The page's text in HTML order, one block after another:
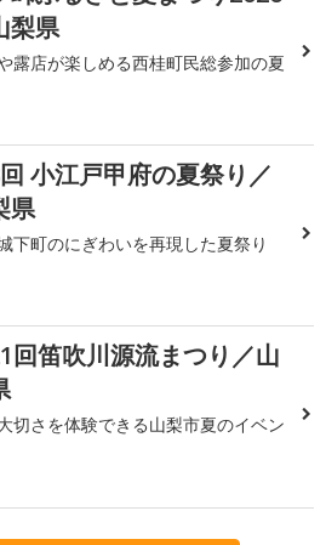
梨県
露店が楽しめる西桂町民総参加の夏
小江戸甲府の夏祭り／
県
下町のにぎわいを再現した夏祭り
回笛吹川源流まつり／山
切さを体験できる山梨市夏のイベン